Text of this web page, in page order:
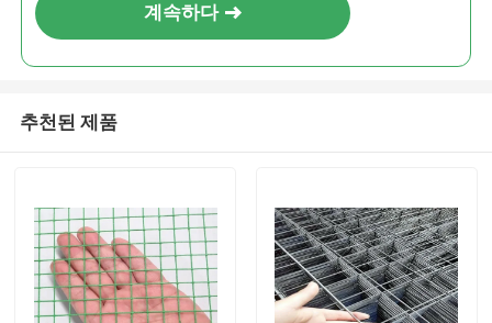
계속하다
추천된 제품